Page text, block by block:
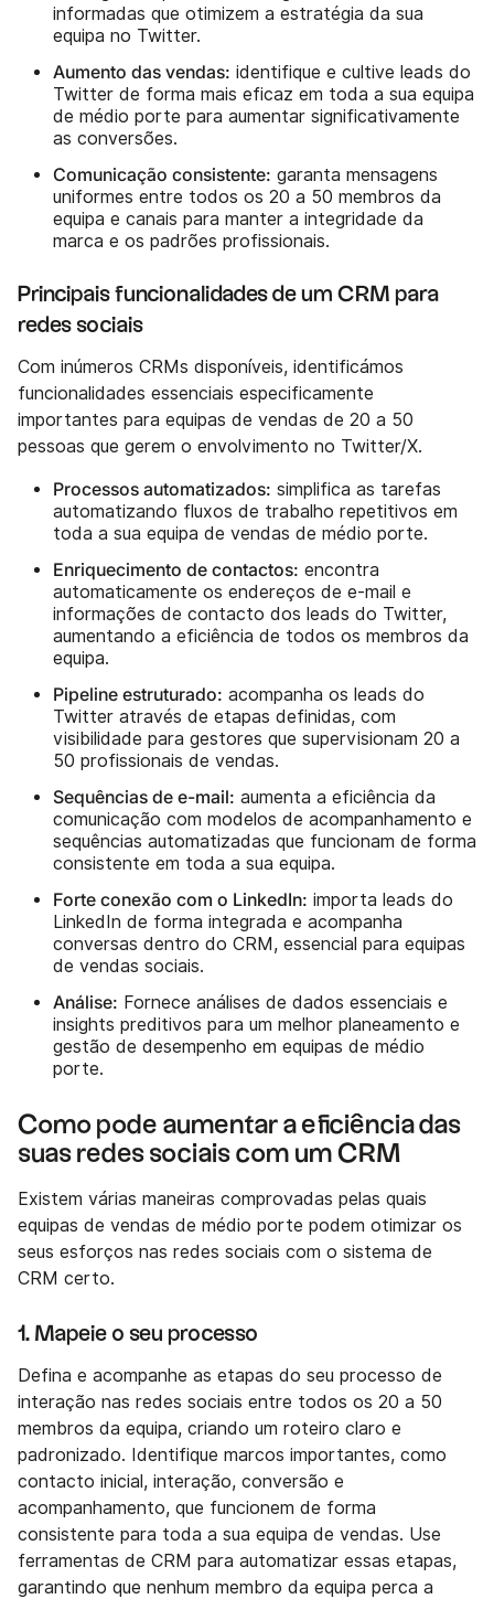
informadas que otimizem a estratégia da sua
equipa no Twitter.
Aumento das vendas: identifique e cultive leads do
Twitter de forma mais eficaz em toda a sua equipa
de médio porte para aumentar significativamente
as conversões.
Comunicação consistente: garanta mensagens
uniformes entre todos os 20 a 50 membros da
equipa e canais para manter a integridade da
marca e os padrões profissionais.
Principais funcionalidades de um CRM para
redes sociais
Com inúmeros CRMs disponíveis, identificámos
funcionalidades essenciais especificamente
importantes para equipas de vendas de 20 a 50
pessoas que gerem o envolvimento no Twitter/X.
Processos automatizados: simplifica as tarefas
automatizando fluxos de trabalho repetitivos em
toda a sua equipa de vendas de médio porte.
Enriquecimento de contactos: encontra
automaticamente os endereços de e-mail e
informações de contacto dos leads do Twitter,
aumentando a eficiência de todos os membros da
equipa.
Pipeline estruturado: acompanha os leads do
Twitter através de etapas definidas, com
visibilidade para gestores que supervisionam 20 a
50 profissionais de vendas.
Sequências de e-mail: aumenta a eficiência da
comunicação com modelos de acompanhamento e
sequências automatizadas que funcionam de forma
consistente em toda a sua equipa.
Forte conexão com o LinkedIn: importa leads do
LinkedIn de forma integrada e acompanha
conversas dentro do CRM, essencial para equipas
de vendas sociais.
Análise: Fornece análises de dados essenciais e
insights preditivos para um melhor planeamento e
gestão de desempenho em equipas de médio
porte.
Como pode aumentar a eficiência das
suas redes sociais com um CRM
Existem várias maneiras comprovadas pelas quais
equipas de vendas de médio porte podem otimizar os
seus esforços nas redes sociais com o sistema de
CRM certo.
1. Mapeie o seu processo
Defina e acompanhe as etapas do seu processo de
interação nas redes sociais entre todos os 20 a 50
membros da equipa, criando um roteiro claro e
padronizado. Identifique marcos importantes, como
contacto inicial, interação, conversão e
acompanhamento, que funcionem de forma
consistente para toda a sua equipa de vendas. Use
ferramentas de CRM para automatizar essas etapas,
garantindo que nenhum membro da equipa perca a